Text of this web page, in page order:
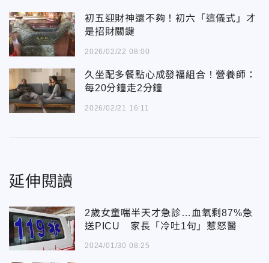
初五迎財神還不夠！初六「這儀式」才
是招財關鍵
2026/02/22 08:00
久坐配多餐點心成發福組合！營養師：
每20分鐘走2分鐘
2026/02/21 16:11
延伸閱讀
2歲女童喘半天才急診…血氧剩87%急
送PICU 家長「冷吐1句」惹怒醫
2024/01/30 08:25